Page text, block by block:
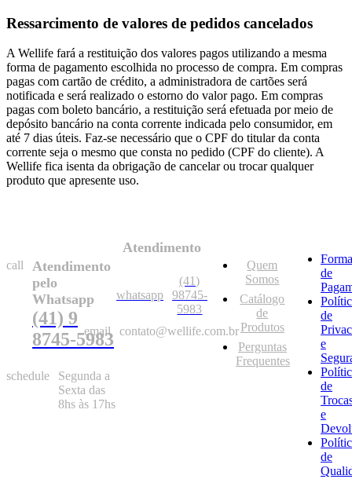
Ressarcimento de valores de pedidos cancelados
A Wellife fará a restituição dos valores pagos utilizando a mesma
forma de pagamento escolhida no processo de compra. Em compras
pagas com cartão de crédito, a administradora de cartões será
notificada e será realizado o estorno do valor pago. Em compras
pagas com boleto bancário, a restituição será efetuada por meio de
depósito bancário na conta corrente indicada pelo consumidor, em
até 7 dias úteis. Faz-se necessário que o CPF do titular da conta
corrente seja o mesmo que consta no pedido (CPF do cliente). A
Wellife fica isenta da obrigação de cancelar ou trocar qualquer
produto que apresente uso.
call
Atendimento
pelo
Whatsapp
(41) 9
8745-5983
schedule
Segunda a
Sexta das
8hs às 17hs
Atendimento
whatsapp
(41)
98745-
5983
email
contato@wellife.com.br
Quem
Somos
Catálogo
de
Produtos
Perguntas
Frequentes
de
de
e
de
e
de